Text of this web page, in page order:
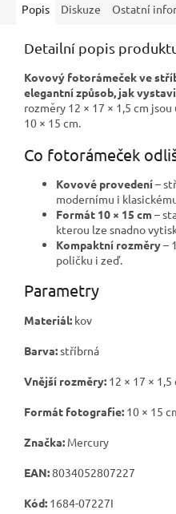
Popis Diskuze Ostatní
Detailní popis
Kovový fotorámeček ve
elegantní způsob, jak
rozměry 12 × 17 × 1,5 cm
10 × 15 cm.
Co fotorámeček
Kovové provedení–
modernímu i
Formát 10 × 15 cm–
kterou lze snadno
Kompaktní rozměry–
poličku i zeď.
Parametry
Materiál: kov
Barva:stříbrná
Vnější rozměry: 12 × 17 × 1,5
Formát fotografie: 10 × 15
Značka: Mercury
EAN:8034052807227
Kód: 1684-07227I